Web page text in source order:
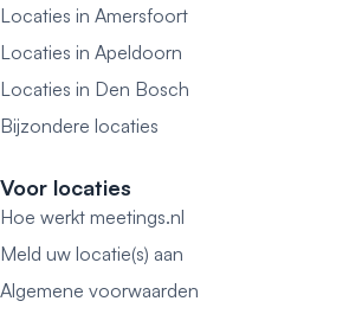
Locaties in Amersfoort
Locaties in Apeldoorn
Locaties in Den Bosch
Bijzondere locaties
Voor locaties
Hoe werkt meetings.nl
Meld uw locatie(s) aan
Algemene voorwaarden